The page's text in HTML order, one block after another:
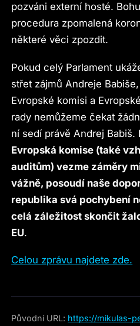
pozváni externí hosté.
procedura zpomalená
některé věci zpozdit.
Pokud celý Parlament
střet zájmů Andreje
Evropské komisi a
rady nemůžeme čekat
ní sedí právě Andrej Babiš.
Evropská komise (také
auditům) vezme záměry
vážně, posoudí naše
republika svá pochybení
celá záležitost skončit
EU.
Celou zprávu najdete zde.
Původní URL: https://mikulas-